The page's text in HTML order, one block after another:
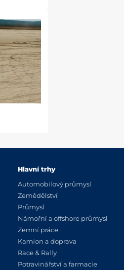
Hlavní trhy
Automobilový průmysl
Zemědělství
Průmysl
Námořní a offshore průmysl
Zemní práce
Kamion a doprava
Race & Rally
Potravinářství a farmacie